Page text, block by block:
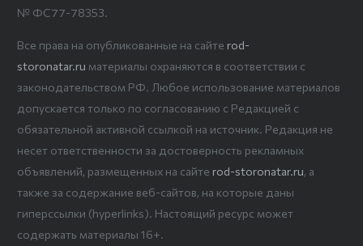
№ ФС77-78353.
Все права на опубликованные на сайте rod-
storonatar.ru материалы охраняются в соответствии с
законодательством РФ. Любое использование материалов
допускается только по согласованию с Редакцией с
обязательной активной ссылкой на источник. Редакция не
несет ответственности за достоверность рекламных
объявлений, размещенных на сайте rod-storonatar.ru, а
также за содержание веб-сайтов, на которые даны
гиперссылки (hyperlinks). Настоящий ресурс может
содержать материалы 16+.